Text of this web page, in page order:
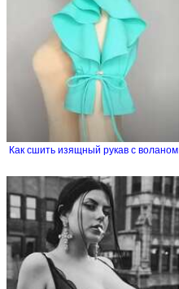
Как сшить изящный рукав с воланом